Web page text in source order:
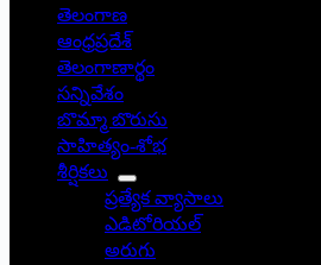
తెలంగాణ
ఆంధ్రప్రదేశ్
తెలంగాణార్థం
సన్నివేశం
బొమ్మా బొరుసు
సాహిత్యం-శోభ
శీర్షికలు
ప్రత్యేక వ్యాసాలు
ఎడిటోరియల్
అరుగు